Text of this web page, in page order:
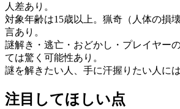
人差あり。
対象年齢は15歳以上。猟奇（人体の損
言あり。
謎解き・逃亡・おどかし・プレイヤー
ては驚く可能性あり。
謎を解きたい人、手に汗握りたい人に
注目してほしい点